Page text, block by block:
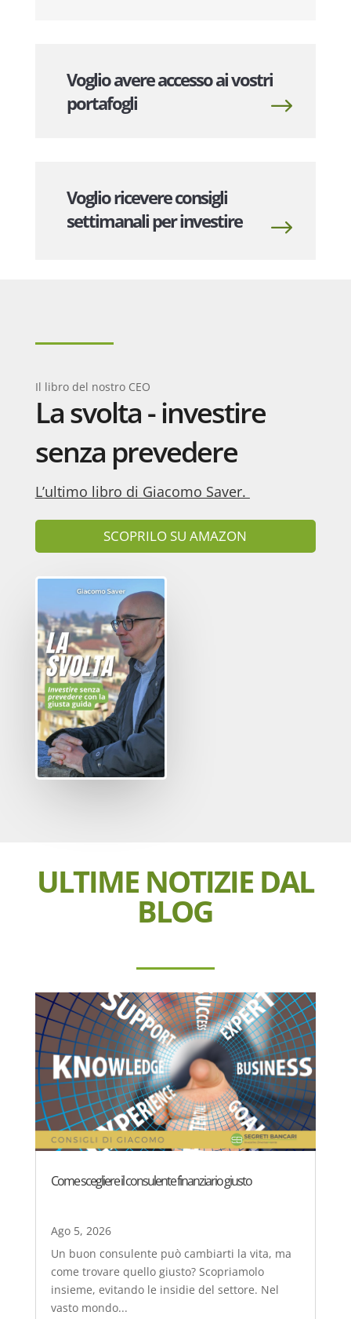
Voglio avere accesso ai vostri
portafogli
Voglio ricevere consigli
settimanali per investire
Il libro del nostro CEO
La svolta - investire
senza prevedere
L’ultimo libro di Giacomo Saver.
SCOPRILO SU AMAZON
ULTIME NOTIZIE DAL
BLOG
Come scegliere il consulente finanziario giusto
Ago 5, 2026
Un buon consulente può cambiarti la vita, ma
come trovare quello giusto? Scopriamolo
insieme, evitando le insidie del settore. Nel
vasto mondo...